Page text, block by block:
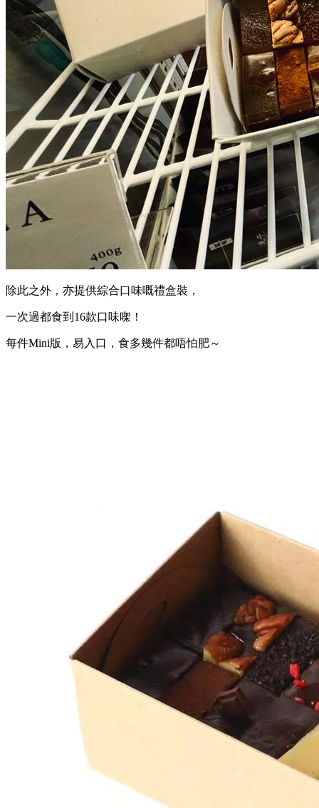
除此之外，亦提供綜合口味嘅禮盒裝，
一次過都食到16款口味㗎！
每件Mini版，易入口，食多幾件都唔怕肥～